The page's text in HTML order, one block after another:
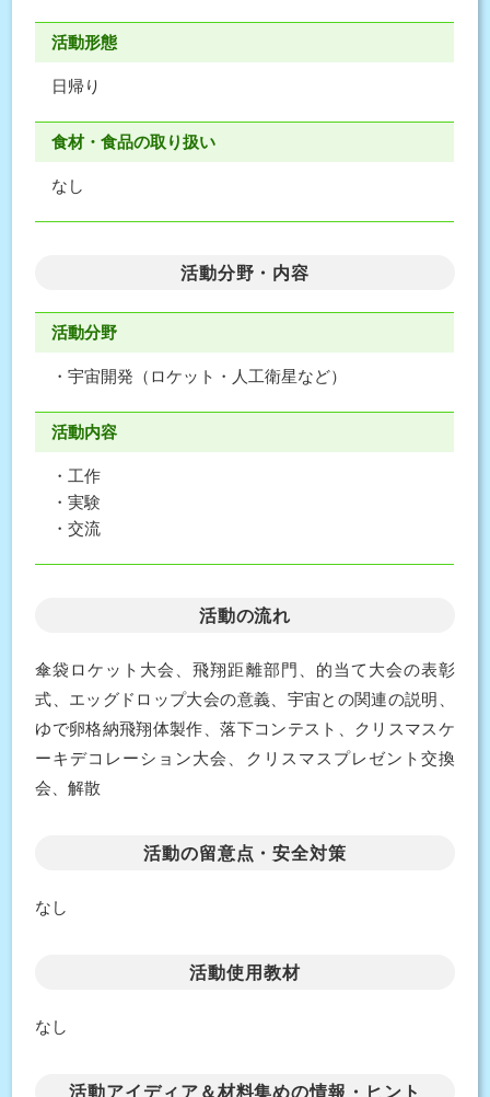
活動形態
日帰り
食材・食品の取り扱い
なし
活動分野・内容
活動分野
・宇宙開発（ロケット・人工衛星など）
活動内容
・工作
・実験
・交流
活動の流れ
傘袋ロケット大会、飛翔距離部門、的当て大会の表彰
式、エッグドロップ大会の意義、宇宙との関連の説明、
ゆで卵格納飛翔体製作、落下コンテスト、クリスマスケ
ーキデコレーション大会、クリスマスプレゼント交換
会、解散
活動の留意点・安全対策
なし
活動使用教材
なし
活動アイディア＆材料集めの情報・ヒント